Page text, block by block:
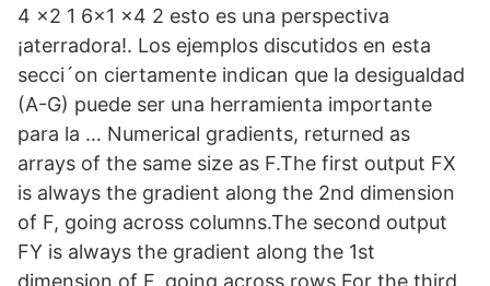
4 x2 1 6x1 x4 2 esto es una perspectiva
¡aterradora!. Los ejemplos discutidos en esta
secci´on ciertamente indican que la desigualdad
(A-G) puede ser una herramienta importante
para la … Numerical gradients, returned as
arrays of the same size as F.The first output FX
is always the gradient along the 2nd dimension
of F, going across columns.The second output
FY is always the gradient along the 1st
dimension of F, going across rows.For the third